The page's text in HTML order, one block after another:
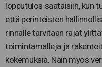
lopputulos saataisiin, kun
että perinteisten
rinnalle tarvitaan rajat
toimintamalleja ja
kokemuksia. Näin myös